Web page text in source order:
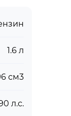
1.6 л
см3
л.с.